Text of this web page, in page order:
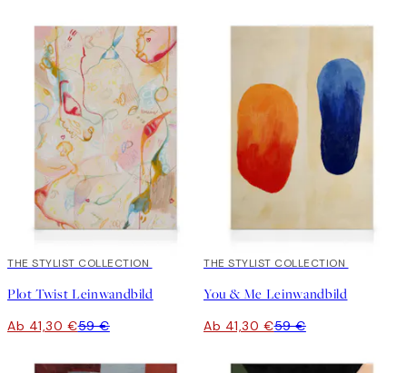
30%*
THE STYLIST COLLECTION
Plot Twist Leinwandbild
Ab 41,30 €59 €
30%*
THE STYLIST COLLECTION
You & Me Leinwandbild
Ab 41,30 €59 €